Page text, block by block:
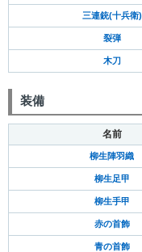
三連銃(十兵衛)
裂弾
木刀
装備
名前
柳生陣羽織
柳生足甲
柳生手甲
赤の首飾
青の首飾